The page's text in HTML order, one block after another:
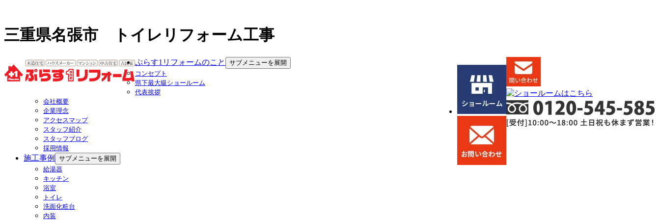
三重県名張市 トイレリフォーム工事
ぷらす1リフォームのこと
サブメニューを展開
コンセプト
県下最大級ショールーム
代表挨拶
会社概要
企業理念
アクセスマップ
スタッフ紹介
スタッフブログ
採用情報
施工事例
サブメニューを展開
給湯器
キッチン
浴室
トイレ
洗面化粧台
内装